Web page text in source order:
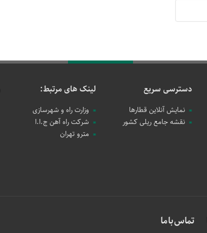
دسترسی سریع
نمایش آنلاین قطارها
نقشه جامع ریلی کشور
لینک های مرتبط:
وزارت راه و شهرسازی
شرکت راه آهن ج.ا.ا
مترو تهران
تماس با ما